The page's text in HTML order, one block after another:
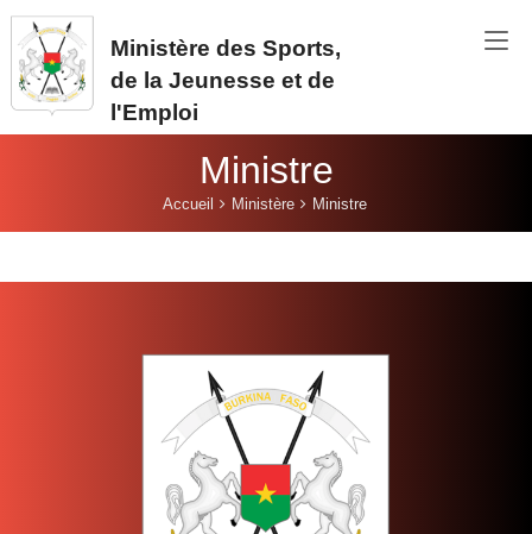
Aller au contenu principal
Ministère des Sports,
de la Jeunesse et de
l'Emploi
Ministre
Accueil Ministère Ministre